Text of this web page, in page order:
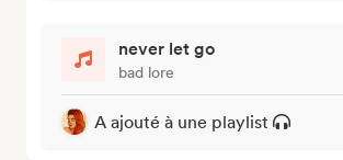
never let go
bad lore
A ajouté à une playlist